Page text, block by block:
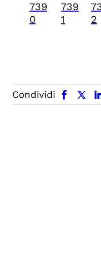
739
0
739
1
2
Condividi
facebook x.com linkedin